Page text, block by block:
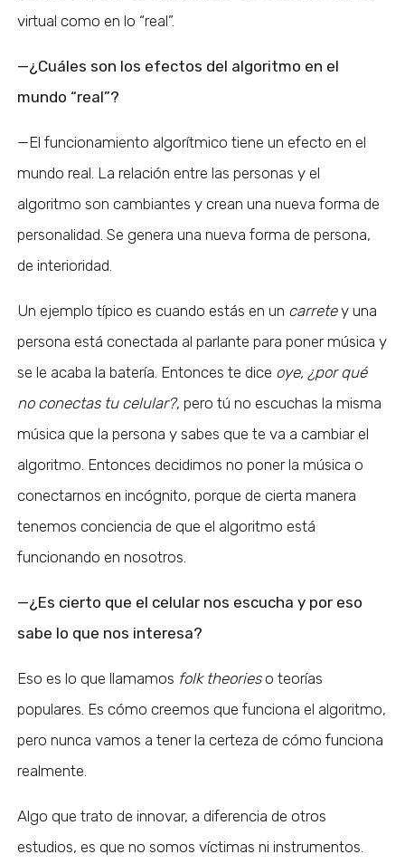
virtual como en lo “real”.
—¿Cuáles son los efectos del algoritmo en el
mundo “real”?
—El funcionamiento algorítmico tiene un efecto en el
mundo real. La relación entre las personas y el
algoritmo son cambiantes y crean una nueva forma de
personalidad. Se genera una nueva forma de persona,
de interioridad.
Un ejemplo típico es cuando estás en un carretey una
persona está conectada al parlante para poner música y
se le acaba la batería. Entonces te dice oye, ¿por qué
no conectas tu celular?, pero tú no escuchas la misma
música que la persona y sabes que te va a cambiar el
algoritmo. Entonces decidimos no poner la música o
conectarnos en incógnito, porque de cierta manera
tenemos conciencia de que el algoritmo está
funcionando en nosotros.
—¿Es cierto que el celular nos escucha y por eso
sabe lo que nos interesa?
Eso es lo que llamamos folk theorieso teorías
populares. Es cómo creemos que funciona el algoritmo,
pero nunca vamos a tener la certeza de cómo funciona
realmente.
Algo que trato de innovar, a diferencia de otros
estudios, es que no somos víctimas ni instrumentos.